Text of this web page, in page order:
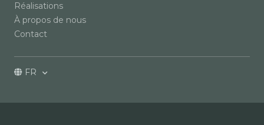
Réalisations
À propos de nous
Contact
FR